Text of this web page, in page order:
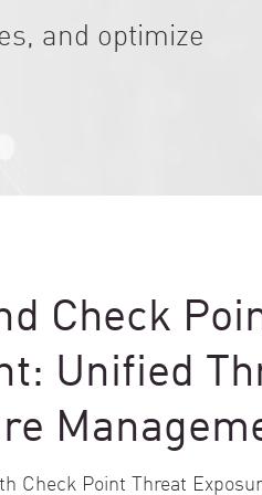
and optimize
Check
Unified
Check Point Threat